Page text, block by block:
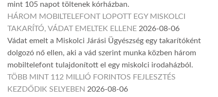
mint 105 napot töltenek kórházban.
HÁROM MOBILTELEFONT LOPOTT EGY MISKOLCI
TAKARÍTÓ, VÁDAT EMELTEK ELLENE 2026-08-06
Vádat emelt a Miskolci Járási Ügyészség egy takarítóként
dolgozó nő ellen, aki a vád szerint munka közben három
mobiltelefont tulajdonított el egy miskolci irodaházból.
TÖBB MINT 112 MILLIÓ FORINTOS FEJLESZTÉS
KEZDŐDIK SELYEBEN 2026-08-06